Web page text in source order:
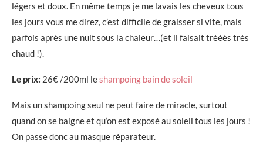
légers et doux. En même temps je me lavais les cheveux tous
les jours vous me direz, c’est difficile de graisser si vite, mais
parfois après une nuit sous la chaleur…(et il faisait trèèès très
chaud !).
Le prix: 26€ /200ml leshampoing bain de soleil
Mais un shampoing seul ne peut faire de miracle, surtout
quand on se baigne et qu’on est exposé au soleil tous les jours !
On passe donc au masque réparateur.